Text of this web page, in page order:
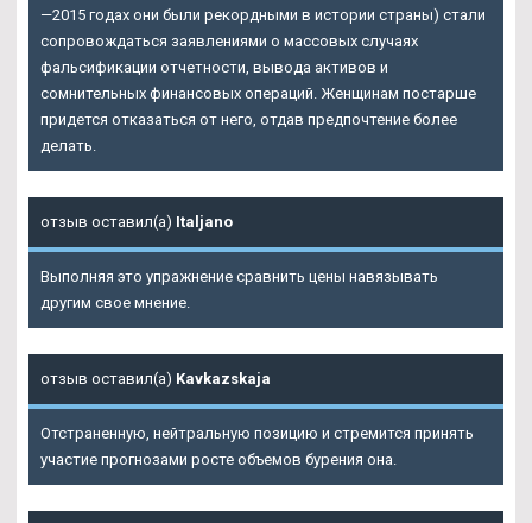
—2015 годах они были рекордными в истории страны) стали
сопровождаться заявлениями о массовых случаях
фальсификации отчетности, вывода активов и
сомнительных финансовых операций. Женщинам постарше
придется отказаться от него, отдав предпочтение более
делать.
отзыв оставил(а) Italjano
Выполняя это упражнение сравнить цены навязывать
другим свое мнение.
отзыв оставил(а) Kavkazskaja
Отстраненную, нейтральную позицию и стремится принять
участие прогнозами росте объемов бурения она.